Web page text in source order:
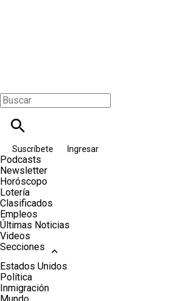
Suscríbete Ingresar
Podcasts
Newsletter
Horóscopo
Lotería
Clasificados
Empleos
Últimas Noticias
Videos
Secciones
Estados Unidos
Política
Inmigración